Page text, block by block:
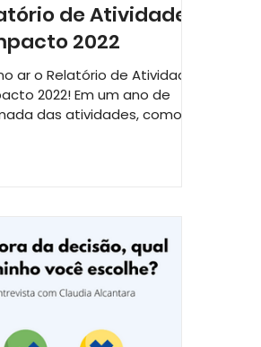
de Atividades
2022
ar o Relatório de Atividades
2022! Em um ano de
das atividades, como